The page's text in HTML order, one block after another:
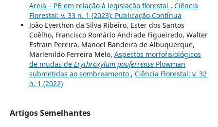
Areia – PB em relação à legislação florestal , Ciência
Florestal: v. 33 n. 1 (2023): Publicação Contínua
João Everthon da Silva Ribeiro, Ester dos Santos
Coêlho, Francisco Romário Andrade Figueiredo, Walter
Esfrain Pereira, Manoel Bandeira de Albuquerque,
Marlenildo Ferreira Melo, Aspectos morfofisiológicos
de mudas de Erythroxylum pauferrensePlowman
submetidas ao sombreamento , Ciência Florestal: v. 32
n. 1 (2022)
Artigos Semelhantes